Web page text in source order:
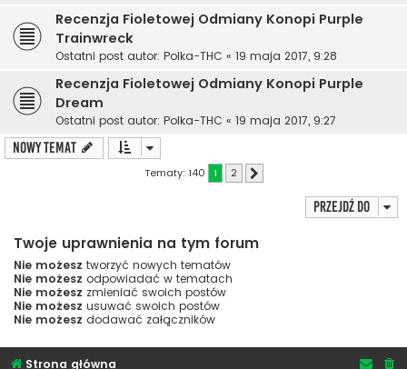
Recenzja Fioletowej Odmiany Konopi Purple
Trainwreck
Ostatni post autor: Polka-THC « 19 maja 2017, 9:28
Recenzja Fioletowej Odmiany Konopi Purple
Dream
Ostatni post autor: Polka-THC « 19 maja 2017, 9:27
NOWY TEMAT
Tematy: 140 1 2
Przejdź do
Twoje uprawnienia na tym forum
Nie możesz tworzyć nowych tematów
Nie możesz odpowiadać w tematach
Nie możesz zmieniać swoich postów
Nie możesz usuwać swoich postów
Nie możesz dodawać załączników
Strona główna